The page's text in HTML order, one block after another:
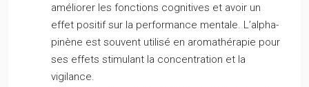
améliorer les fonctions cognitives et avoir un
effet positif sur la performance mentale. L’alpha-
pinène est souvent utilisé en aromathérapie pour
ses effets stimulant la concentration et la
vigilance.